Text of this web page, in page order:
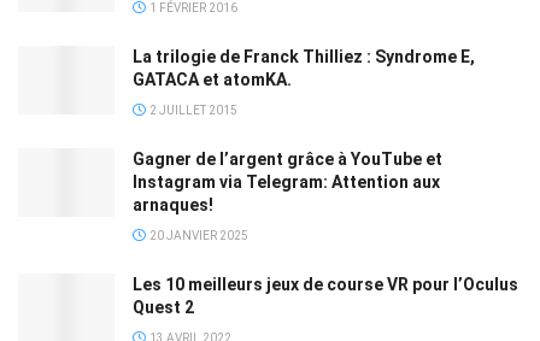
1 FÉVRIER 2016
La trilogie de Franck Thilliez : Syndrome E,
GATACA et atomKA.
2 JUILLET 2015
Gagner de l’argent grâce à YouTube et
Instagram via Telegram: Attention aux
arnaques!
20 JANVIER 2025
Les 10 meilleurs jeux de course VR pour l’Oculus
Quest 2
13 AVRIL 2022